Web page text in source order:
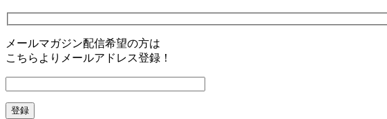
メールマガジン配信希望の方は
こちらよりメールアドレス登録！